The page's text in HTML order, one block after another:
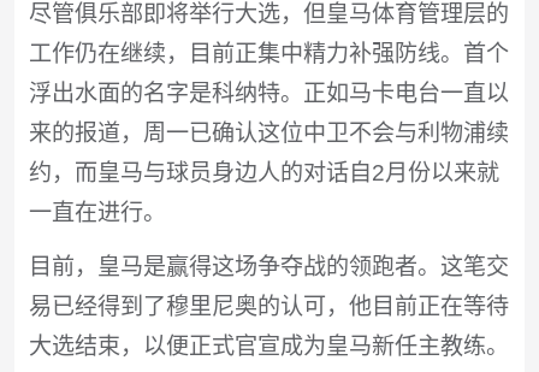
尽管俱乐部即将举行大选，但皇马体育管理层的
工作仍在继续，目前正集中精力补强防线。首个
浮出水面的名字是科纳特。正如马卡电台一直以
来的报道，周一已确认这位中卫不会与利物浦续
约，而皇马与球员身边人的对话自2月份以来就
一直在进行。
目前，皇马是赢得这场争夺战的领跑者。这笔交
易已经得到了穆里尼奥的认可，他目前正在等待
大选结束，以便正式官宣成为皇马新任主教练。